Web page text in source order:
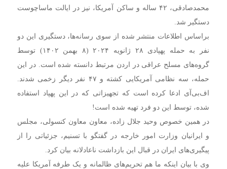
محمدصادقی، ۴۲ ساله و ساکن آمریکا، نیز در ایالت ماساچوست
دستگیر شد.
براساس اطلاعات منتشر شده از سوی رسانه‌ها، دستگیری این دو
نفر به حمله پهپادی ۲۸ ژانویه ۲۰۲۴ (۸ بهمن ۱۴۰۲) توسط
گروه‌های مسلح عراقی در اردن مرتبط دانسته شده است. در این
حمله، سه نظامی آمریکایی کشته و ۴۷ نفر دیگر زخمی شدند.
اف‌بی‌آی ادعا کرده است که تجهیزاتی که در این پهپاد استفاده
شده، توسط این دو فرد تهیه شده است!
در همین خصوص وحید جلال زاده، معاون معاون کنسولی، مجلس
و ایرانیان وزارت امور خارجه در گفتگو با تسنیم، جزئیاتی را از
پیگیری‌های ایران در قبال این بازداشت ناعادلانه بیان کرد.
وی با بیان اینکه ما هم تحریم‌های ظالمانه و یک طرفه آمریکا علیه